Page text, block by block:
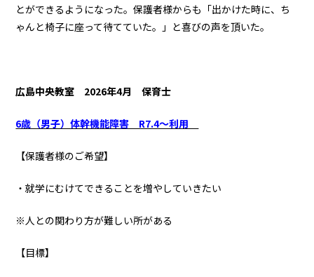
とができるようになった。保護者様からも「出かけた時に、ち
ゃんと椅子に座って待てていた。」と喜びの声を頂いた。
広島中央教室 2026年4月 保育士
6歳（男子）体幹機能障害 R7.4～利用
【保護者様のご希望】
・就学にむけてできることを増やしていきたい
※人との関わり方が難しい所がある
【目標】